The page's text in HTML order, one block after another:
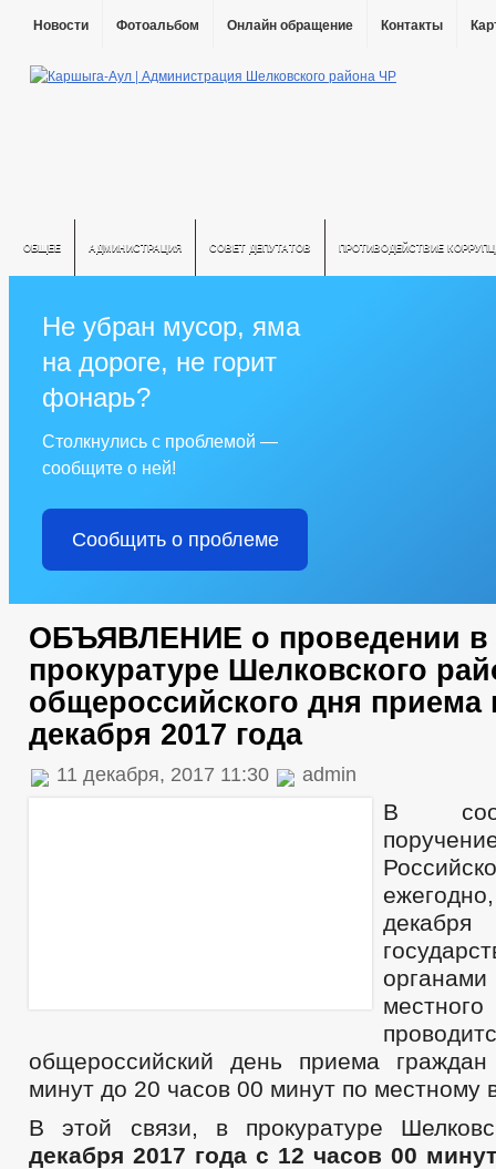
Новости Фотоальбом Онлайн обращение Контакты
ОБЩЕЕ АДМИНИСТРАЦИЯ СОВЕТ ДЕПУТАТОВ ПРОТИВОДЕЙСТВИЕ
Не убран мусор, яма
на дороге, не горит
фонарь?
Столкнулись с проблемой —
сообщите о ней!
Сообщить о проблеме
ОБЪЯВЛЕНИЕ о проведении в
прокуратуре Шелковского
общероссийского дня приема
декабря 2017 года
11 декабря, 2017 11:30 admin
В
общероссийский день приема
минут до 20 часов 00 минут по местному
В этой связи, в прокуратуре
декабря 2017 года с 12 часов 00